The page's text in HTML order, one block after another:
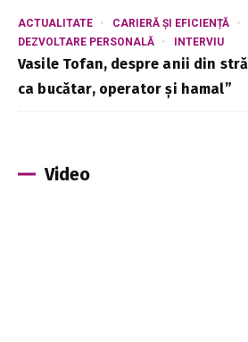
ACTUALITATE
CARIERĂ ȘI EFICIENȚĂ
DEZVOLTARE PERSONALĂ
INTERVIU
Vasile Tofan, despre anii din
ca bucătar, operator și hamal”
Video